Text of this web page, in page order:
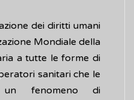
dei diritti umani
Mondiale della
a tutte le forme di
sanitari che le
un fenomeno di